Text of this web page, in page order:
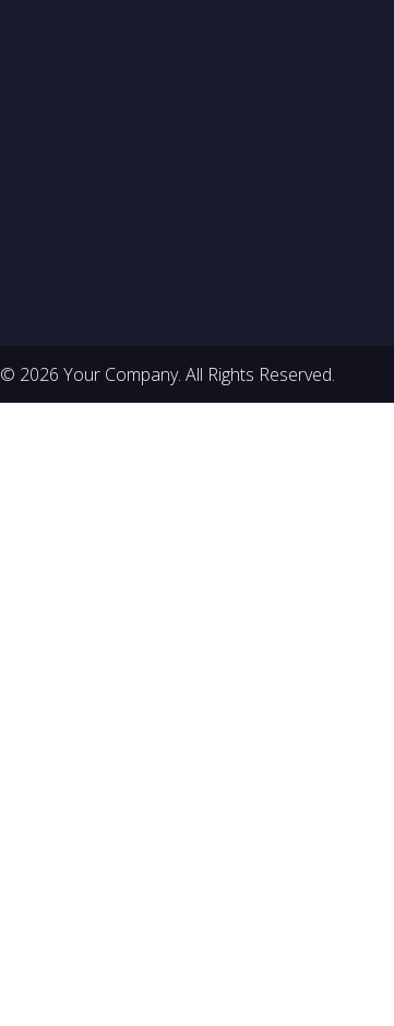
© 2026 Your Company. All Rights Reserved.